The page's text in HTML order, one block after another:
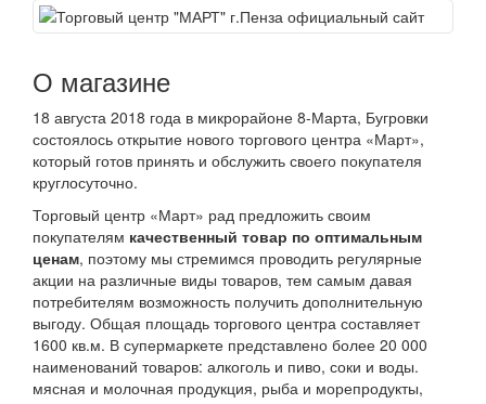
О магазине
18 августа 2018 года в микрорайоне 8-Марта, Бугровки
состоялось открытие нового торгового центра «Март»,
который готов принять и обслужить своего покупателя
круглосуточно.
Торговый центр «Март» рад предложить своим
покупателям качественный товар по оптимальным
ценам, поэтому мы стремимся проводить регулярные
акции на различные виды товаров, тем самым давая
потребителям возможность получить дополнительную
выгоду. Общая площадь торгового центра составляет
1600 кв.м. В супермаркете представлено более 20 000
наименований товаров: алкоголь и пиво, соки и воды.
мясная и молочная продукция, рыба и морепродукты,